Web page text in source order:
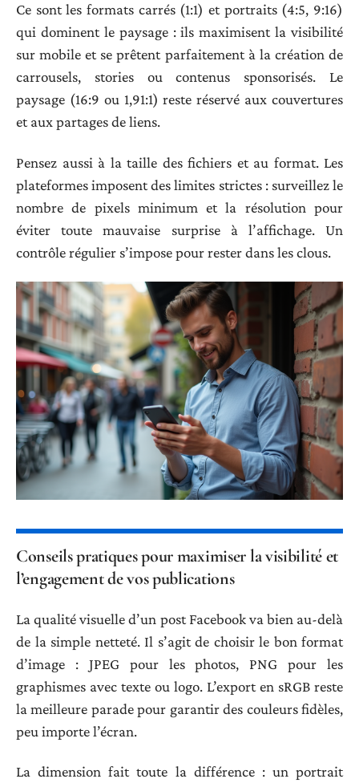
Ce sont les formats carrés (1:1) et portraits (4:5, 9:16)
qui dominent le paysage : ils maximisent la visibilité
sur mobile et se prêtent parfaitement à la création de
carrousels, stories ou contenus sponsorisés. Le
paysage (16:9 ou 1,91:1) reste réservé aux couvertures
et aux partages de liens.
Pensez aussi à la taille des fichiers et au format. Les
plateformes imposent des limites strictes : surveillez le
nombre de pixels minimum et la résolution pour
éviter toute mauvaise surprise à l’affichage. Un
contrôle régulier s’impose pour rester dans les clous.
Conseils pratiques pour maximiser la visibilité et
l’engagement de vos publications
La qualité visuelle d’un post Facebook va bien au-delà
de la simple netteté. Il s’agit de choisir le bon format
d’image : JPEG pour les photos, PNG pour les
graphismes avec texte ou logo. L’export en sRGB reste
la meilleure parade pour garantir des couleurs fidèles,
peu importe l’écran.
La dimension fait toute la différence : un portrait